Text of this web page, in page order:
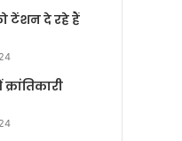
टेंशन दे रहे हैं